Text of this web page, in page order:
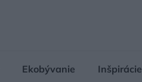
Ekobývanie Inšpirácie